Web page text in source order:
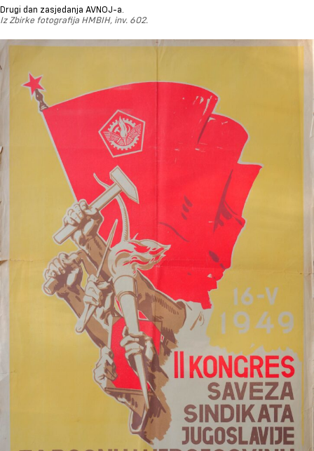
Drugi dan zasjedanja AVNOJ-a.
Iz Zbirke fotografija HMBIH, inv. 602.